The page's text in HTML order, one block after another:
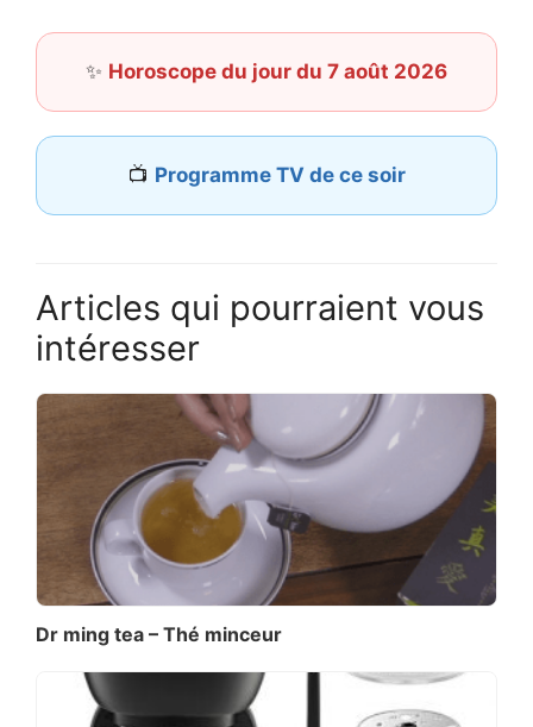
✨ Horoscope du jour du 7 août 2026
📺 Programme TV de ce soir
Articles qui pourraient vous
intéresser
Dr ming tea – Thé minceur